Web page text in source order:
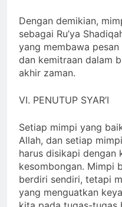
Dengan demikian,
sebagai Ru’ya
yang membawa
dan kemitraan dalam
akhir zaman.
VI. PENUTUP SYAR’I
Setiap mimpi yang
Allah, dan setiap
harus disikapi dengan
kesombongan. Mimpi
berdiri sendiri, tetapi
yang menguatkan